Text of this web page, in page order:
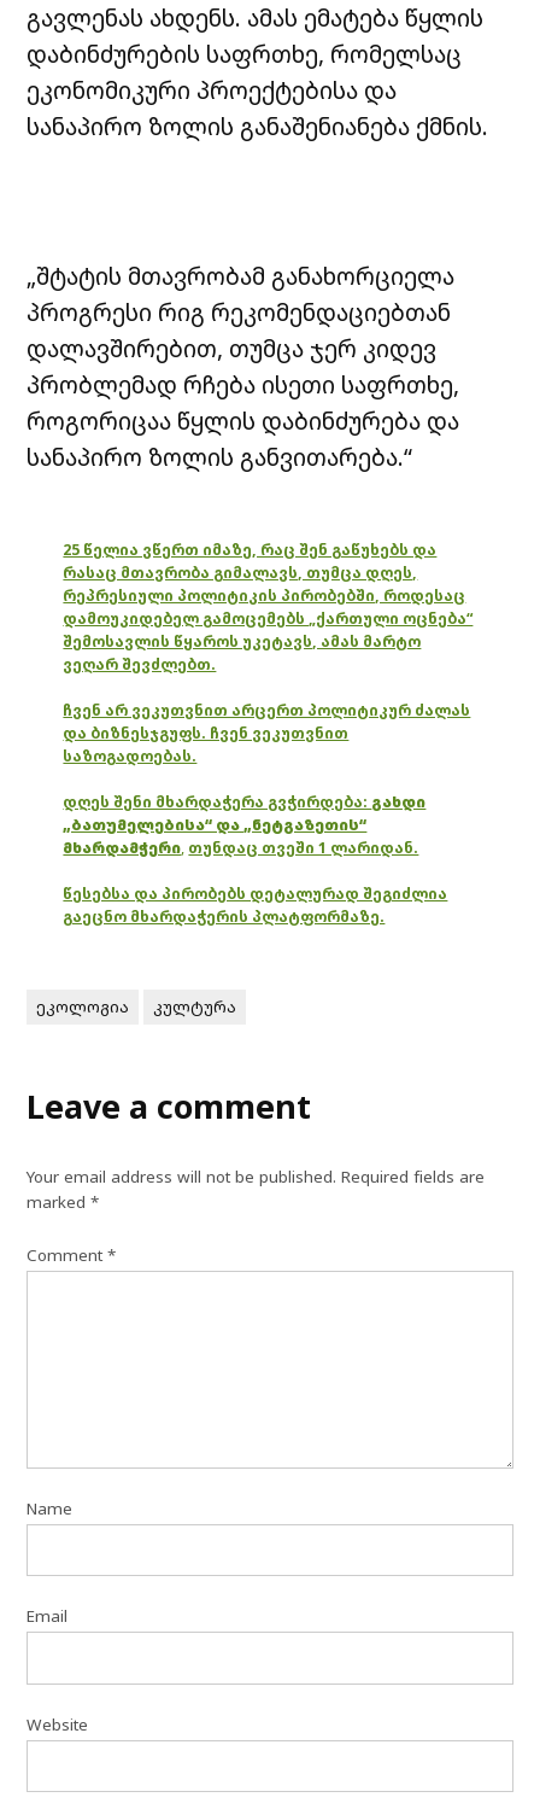
გავლენას ახდენს. ამას ემატება წყლის
დაბინძურების საფრთხე, რომელსაც
ეკონომიკური პროექტებისა და
სანაპირო ზოლის განაშენიანება ქმნის.
„შტატის მთავრობამ განახორციელა
პროგრესი რიგ რეკომენდაციებთან
დალავშირებით, თუმცა ჯერ კიდევ
პრობლემად რჩება ისეთი საფრთხე,
როგორიცაა წყლის დაბინძურება და
სანაპირო ზოლის განვითარება.“
25 წელია ვწერთ იმაზე, რაც შენ გაწუხებს და
რასაც მთავრობა გიმალავს, თუმცა დღეს,
რეპრესიული პოლიტიკის პირობებში, როდესაც
დამოუკიდებელ გამოცემებს „ქართული ოცნება“
შემოსავლის წყაროს უკეტავს, ამას მარტო
ვეღარ შევძლებთ.
ჩვენ არ ვეკუთვნით არცერთ პოლიტიკურ ძალას
და ბიზნესჯგუფს. ჩვენ ვეკუთვნით
საზოგადოებას.
დღეს შენი მხარდაჭერა გვჭირდება: გახდი
„ბათუმელებისა“ და „ნეტგაზეთის“
მხარდამჭერი, თუნდაც თვეში 1 ლარიდან.
წესებსა და პირობებს დეტალურად შეგიძლია
გაეცნო მხარდაჭერის პლატფორმაზე.
ეკოლოგია კულტურა
Leave a comment
Your email address will not be published. Required fields are
marked*
Comment*
Name
Email
Website